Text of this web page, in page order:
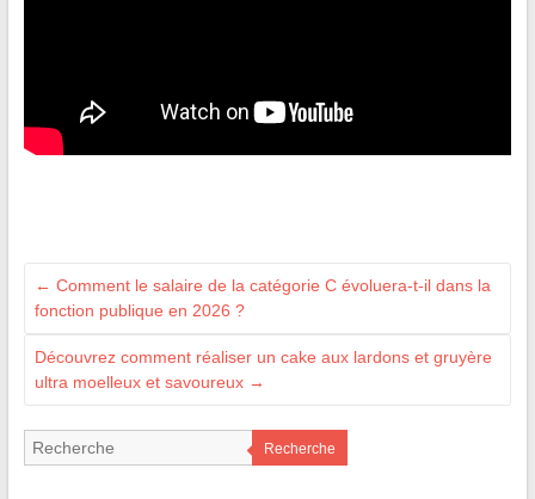
← Comment le salaire de la catégorie C évoluera-t-il dans la
fonction publique en 2026 ?
Découvrez comment réaliser un cake aux lardons et gruyère
ultra moelleux et savoureux →
Recherche